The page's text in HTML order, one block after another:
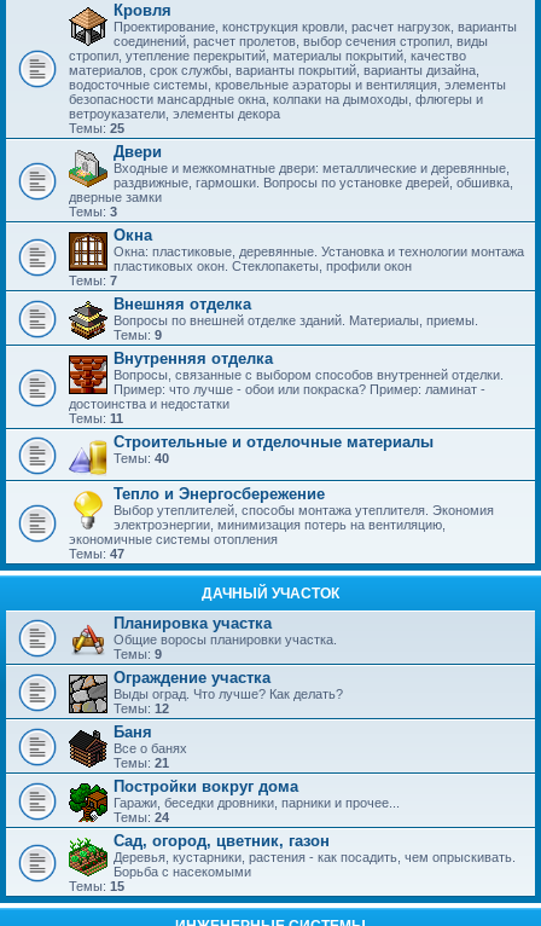
Кровля
Проектирование, конструкция кровли, расчет нагрузок, варианты
соединений, расчет пролетов, выбор сечения стропил, виды
стропил, утепление перекрытий, материалы покрытий, качество
материалов, срок службы, варианты покрытий, варианты дизайна,
водосточные системы, кровельные аэраторы и вентиляция, элементы
безопасности мансардные окна, колпаки на дымоходы, флюгеры и
ветроуказатели, элементы декора
Темы: 25
Двери
Входные и межкомнатные двери: металлические и деревянные,
раздвижные, гармошки. Вопросы по установке дверей, обшивка,
дверные замки
Темы: 3
Окна
Окна: пластиковые, деревянные. Установка и технологии монтажа
пластиковых окон. Стеклопакеты, профили окон
Темы: 7
Внешняя отделка
Вопросы по внешней отделке зданий. Материалы, приемы.
Темы: 9
Внутренняя отделка
Вопросы, связанные с выбором способов внутренней отделки.
Пример: что лучше - обои или покраска? Пример: ламинат -
достоинства и недостатки
Темы: 11
Строительные и отделочные материалы
Темы: 40
Тепло и Энергосбережение
Выбор утеплителей, способы монтажа утеплителя. Экономия
электроэнергии, минимизация потерь на вентиляцию,
экономичные системы отопления
Темы: 47
ДАЧНЫЙ УЧАСТОК
Планировка участка
Общие воросы планировки участка.
Темы: 9
Ограждение участка
Выды оград. Что лучше? Как делать?
Темы: 12
Баня
Все о банях
Темы: 21
Постройки вокруг дома
Гаражи, беседки дровники, парники и прочее...
Темы: 24
Сад, огород, цветник, газон
Деревья, кустарники, растения - как посадить, чем опрыскивать.
Борьба с насекомыми
Темы: 15